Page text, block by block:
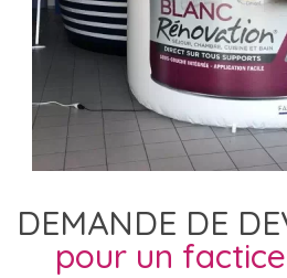
DEMANDE DE
pour un